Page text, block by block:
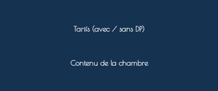
Tarifs (avec / sans DP)
Contenu de la chambre